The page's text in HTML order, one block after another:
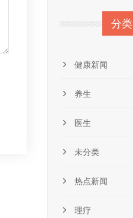
分类
健康新闻
养生
医生
未分类
热点新闻
理疗